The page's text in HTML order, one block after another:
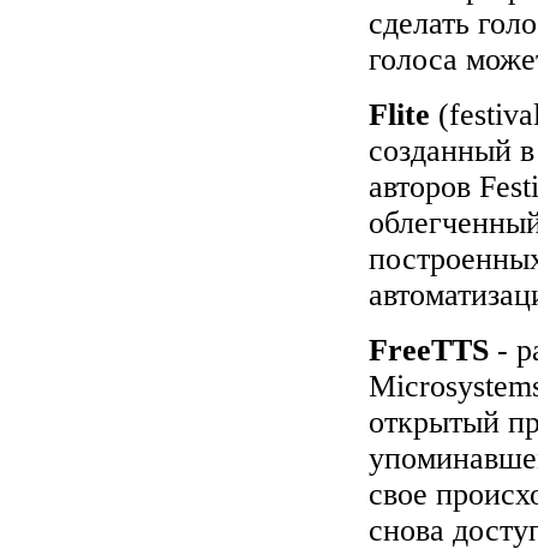
сделать
голоса
Flite
созданный
авторов
FreeTTS -
открытый
свое
снова